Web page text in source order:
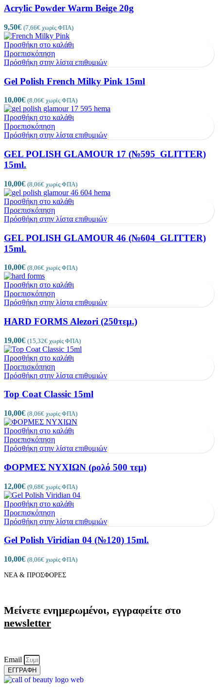
Acrylic Powder Warm Beige 20g
9,50€ (7,66€ χωρίς ΦΠΑ)
Προσθήκη στο καλάθι
Προεπισκόπηση
Πρόσθήκη στην λίστα επιθυμιών
Gel Polish French Milky Pink 15ml
10,00€ (8,06€ χωρίς ΦΠΑ)
Προσθήκη στο καλάθι
Προεπισκόπηση
Πρόσθήκη στην λίστα επιθυμιών
GEL POLISH GLAMOUR 17 (№595_GLITTER)
15ml.
10,00€ (8,06€ χωρίς ΦΠΑ)
Προσθήκη στο καλάθι
Προεπισκόπηση
Πρόσθήκη στην λίστα επιθυμιών
GEL POLISH GLAMOUR 46 (№604_GLITTER)
15ml.
10,00€ (8,06€ χωρίς ΦΠΑ)
Προσθήκη στο καλάθι
Προεπισκόπηση
Πρόσθήκη στην λίστα επιθυμιών
HARD FORMS Alezori (250τεμ.)
19,00€ (15,32€ χωρίς ΦΠΑ)
Προσθήκη στο καλάθι
Προεπισκόπηση
Πρόσθήκη στην λίστα επιθυμιών
Top Coat Classic 15ml
10,00€ (8,06€ χωρίς ΦΠΑ)
Προσθήκη στο καλάθι
Προεπισκόπηση
Πρόσθήκη στην λίστα επιθυμιών
ΦΟΡΜΕΣ ΝΥΧΙΩΝ (ρολό 500 τεμ)
12,00€ (9,68€ χωρίς ΦΠΑ)
Προσθήκη στο καλάθι
Προεπισκόπηση
Πρόσθήκη στην λίστα επιθυμιών
Gel Polish Viridian 04 (№120) 15ml.
10,00€ (8,06€ χωρίς ΦΠΑ)
ΝΕΑ & ΠΡΟΣΦΟΡΕΣ
Μείνετε ενημερωμένοι, εγγραφείτε στο
newsletter
Email
ΕΓΓΡΑΦΗ